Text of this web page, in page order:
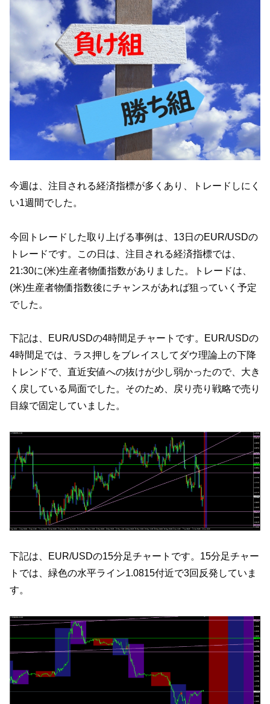
今週は、注目される経済指標が多くあり、トレードしにく
い1週間でした。
今回トレードした取り上げる事例は、13日のEUR/USDの
トレードです。この日は、注目される経済指標では、
21:30に(米)生産者物価指数がありました。トレードは、
(米)生産者物価指数後にチャンスがあれば狙っていく予定
でした。
下記は、EUR/USDの4時間足チャートです。EUR/USDの
4時間足では、ラス押しをブレイスしてダウ理論上の下降
トレンドで、直近安値への抜けが少し弱かったので、大き
く戻している局面でした。そのため、戻り売り戦略で売り
目線で固定していました。
下記は、EUR/USDの15分足チャートです。15分足チャー
トでは、緑色の水平ライン1.0815付近で3回反発していま
す。